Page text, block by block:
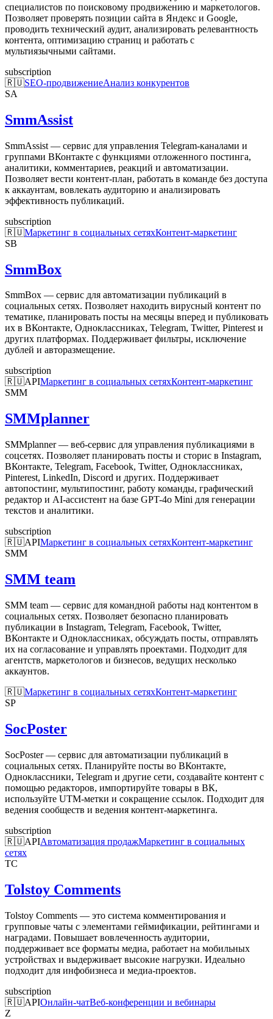
специалистов по поисковому продвижению и маркетологов.
Позволяет проверять позиции сайта в Яндекс и Google,
проводить технический аудит, анализировать релевантность
контента, оптимизацию страниц и работать с
мультиязычными сайтами.
subscription
🇷🇺SEO-продвижениеАнализ конкурентов
SA
SmmAssist
SmmAssist — сервис для управления Telegram-каналами и
группами ВКонтакте с функциями отложенного постинга,
аналитики, комментариев, реакций и автоматизации.
Позволяет вести контент-план, работать в команде без доступа
к аккаунтам, вовлекать аудиторию и анализировать
эффективность публикаций.
subscription
🇷🇺Маркетинг в социальных сетяхКонтент-маркетинг
SB
SmmBox
SmmBox — сервис для автоматизации публикаций в
социальных сетях. Позволяет находить вирусный контент по
тематике, планировать посты на месяцы вперед и публиковать
их в ВКонтакте, Одноклассниках, Telegram, Twitter, Pinterest и
других платформах. Поддерживает фильтры, исключение
дублей и авторазмещение.
subscription
🇷🇺APIМаркетинг в социальных сетяхКонтент-маркетинг
SMM
SMMplanner
SMMplanner — веб-сервис для управления публикациями в
соцсетях. Позволяет планировать посты и сторис в Instagram,
ВКонтакте, Telegram, Facebook, Twitter, Одноклассниках,
Pinterest, LinkedIn, Discord и других. Поддерживает
автопостинг, мультипостинг, работу команды, графический
редактор и AI-ассистент на базе GPT-4o Mini для генерации
текстов и аналитики.
subscription
🇷🇺APIМаркетинг в социальных сетяхКонтент-маркетинг
SMM
SMM team
SMM team — сервис для командной работы над контентом в
социальных сетях. Позволяет безопасно планировать
публикации в Instagram, Telegram, Facebook, Twitter,
ВКонтакте и Одноклассниках, обсуждать посты, отправлять
их на согласование и управлять проектами. Подходит для
агентств, маркетологов и бизнесов, ведущих несколько
аккаунтов.
🇷🇺Маркетинг в социальных сетяхКонтент-маркетинг
SP
SocPoster
SocPoster — сервис для автоматизации публикаций в
социальных сетях. Планируйте посты во ВКонтакте,
Одноклассники, Telegram и другие сети, создавайте контент с
помощью редакторов, импортируйте товары в ВК,
используйте UTM-метки и сокращение ссылок. Подходит для
ведения сообществ и ведения контент-маркетинга.
subscription
🇷🇺APIАвтоматизация продажМаркетинг в социальных
сетях
TC
Tolstoy Comments
Tolstoy Comments — это система комментирования и
групповые чаты с элементами геймификации, рейтингами и
наградами. Повышает вовлеченность аудитории,
поддерживает все форматы медиа, работает на мобильных
устройствах и выдерживает высокие нагрузки. Идеально
подходит для инфобизнеса и медиа-проектов.
subscription
🇷🇺APIОнлайн-чатВеб-конференции и вебинары
Z